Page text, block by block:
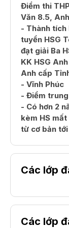
Điểm thi
Văn 8.5,
- Thành tích
tuyển HSG
đạt giải Ba
KK HSG
Anh cấp
- Vĩnh Phúc
- Điểm trung
- Có hơn 2
kèm HS
từ cơ bản
Các lớp
Các lớp